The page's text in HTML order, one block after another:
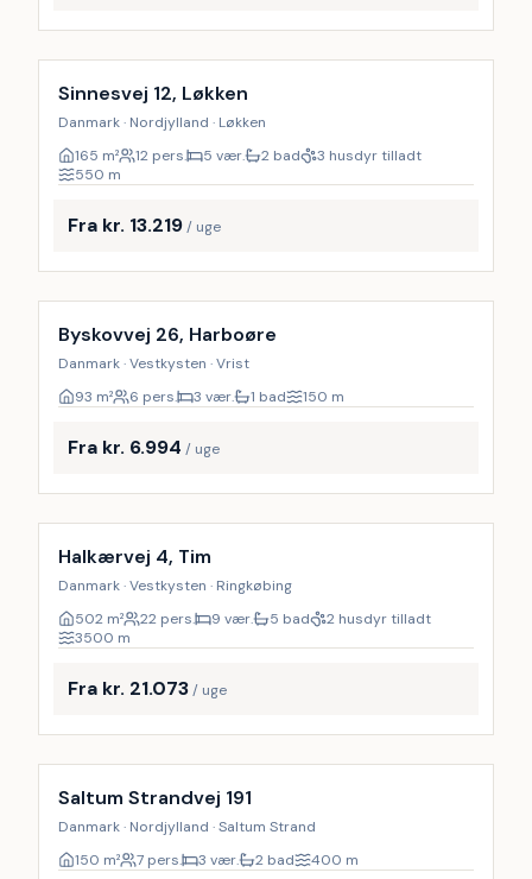
Inkl. rengøring
Sinnesvej 12, Løkken
Danmark · Nordjylland · Løkken
165 m² 12 pers. 5 vær. 2 bad
3 husdyr tilladt
550 m
Fra kr. 13.219/ uge
Byskovvej 26, Harboøre
Danmark · Vestkysten · Vrist
93 m² 6 pers. 3 vær. 1 bad 150 m
Fra kr. 6.994 / uge
Inkl. rengøring
Halkærvej 4, Tim
Danmark · Vestkysten · Ringkøbing
502 m² 22 pers. 9 vær. 5 bad
2 husdyr tilladt
3500 m
Fra kr. 21.073/ uge
Inkl. rengøring
Saltum Strandvej 191
Danmark · Nordjylland · Saltum Strand
150 m² 7 pers. 3 vær. 2 bad 400 m